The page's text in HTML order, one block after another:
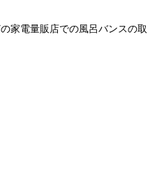
家電量販店での風呂バンスの取